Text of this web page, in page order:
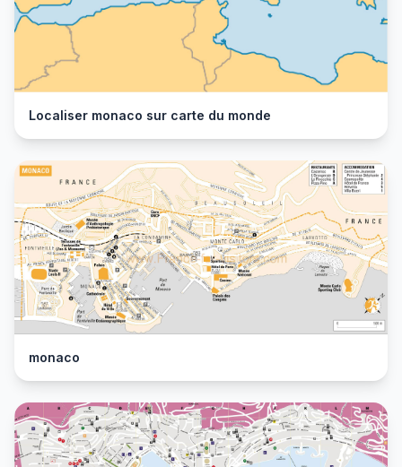
Localiser monaco sur carte du monde
monaco